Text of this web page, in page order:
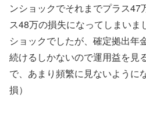
ンショックでそれまでプラス47
ス48万の損失になってしまいま
ショックでしたが、確定拠出年
続けるしかないので運用益を見
で、あまり頻繁に見ないように
損）